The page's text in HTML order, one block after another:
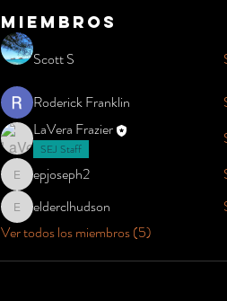
Miembros
Scott S
Roderick Franklin
LaVera Frazier
SEJ Staff
epjoseph2
epjoseph2
elderclhudson
elderclhudson
Ver todos los miembros (5)